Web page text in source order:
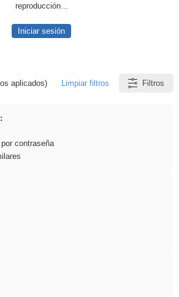
reproducción...
Iniciar sesión
aplicados) Limpiar filtros Filtros
contraseña